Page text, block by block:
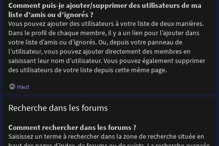
Comment puis-je ajouter/supprimer des utilisateurs de ma
liste d’amis ou d’ignorés ?
Vous pouvez ajouter des utilisateurs à votre liste de deux manières.
Dans le profil de chaque membre, il y a un lien pour l’ajouter dans
votre liste d’amis ou d’ignorés. Ou, depuis votre panneau de
l’utilisateur, vous pouvez ajouter directement des membres en
saisissant leur nom d’utilisateur. Vous pouvez également supprimer
des utilisateurs de votre liste depuis cette même page.
Haut
Recherche dans les forums
Comment rechercher dans les forums ?
Saisissez un terme à rechercher dans la zone de recherche située en